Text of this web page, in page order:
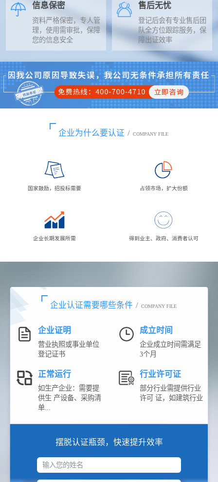
信息保密
资料严格保密，专人管
理，使用需审批，保障
您的信息安全
售后无忧
登记后会有专业售后团
队全方位跟踪服务，保
障出证效率
企业为什么要认证 / COMPANY FILE
国家鼓励，招投标需要 占领市场，扩大份额
企业长期发展所需 得到业主、政府、消费者认可
企业认证需要哪些条件 / COMPANY FILE
企业证明
营业执照或事业单位
登记证书
成立时间
企业成立时间需满足
3个月
正常运行
如生产企业：需要提
供生 产设备、采购清
单...
行业许可证
部分行业需提供行业
许可 证，如建筑行业
摆脱认证瓶颈，快速提升效率
输入您的姓名